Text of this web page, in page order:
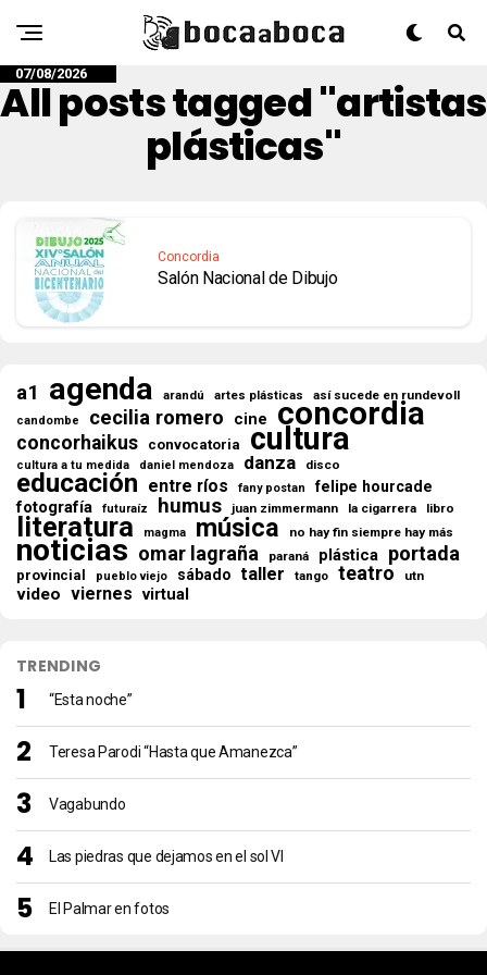
07/08/2026
All posts tagged "artistas
plásticas"
Concordia
Salón Nacional de Dibujo
a1 agenda arandú artes plásticas así sucede en rundevoll
candombe cecilia romero cine concordia
concorhaikus convocatoria cultura
cultura a tu medida daniel mendoza danza disco
educación entre ríos fany postan felipe hourcade
fotografía futuraíz humus juan zimmermann la cigarrera libro
literatura magma música no hay fin siempre hay más
noticias omar lagraña paraná plástica portada
provincial pueblo viejo sábado taller tango teatro utn
video viernes virtual
TRENDING
“Esta noche”
Teresa Parodi “Hasta que Amanezca”
Vagabundo
Las piedras que dejamos en el sol VI
El Palmar en fotos